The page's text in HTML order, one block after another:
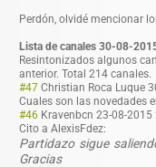
Perdón, olvidé mencionar
Lista de canales 30-08-
Resintonizados algunos
anterior. Total 214 canales.
#47 Christian Roca Luque
Cuales son las novedades
#46 Kravenbcn 23-08-2015
Cito a AlexisFdez:
Partidazo sigue
Gracias